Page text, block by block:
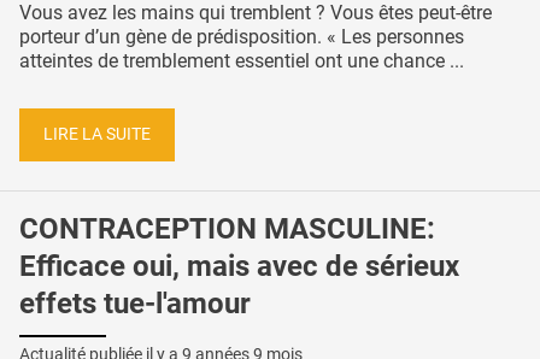
Vous avez les mains qui tremblent ? Vous êtes peut-être
porteur d’un gène de prédisposition. « Les personnes
atteintes de tremblement essentiel ont une chance ...
LIRE LA SUITE
CONTRACEPTION MASCULINE:
Efficace oui, mais avec de sérieux
effets tue-l'amour
Actualité publiée il y a 9 années 9 mois